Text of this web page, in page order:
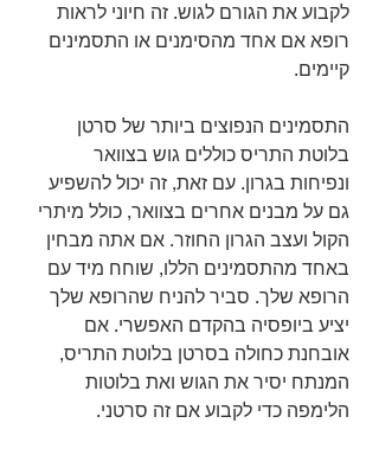
לקבוע את הגורם לגוש. זה חיוני לראות
רופא אם אחד מהסימנים או התסמינים
קיימים.
התסמינים הנפוצים ביותר של סרטן
בלוטת התריס כוללים גוש בצוואר
ונפיחות בגרון. עם זאת, זה יכול להשפיע
גם על מבנים אחרים בצוואר, כולל מיתרי
הקול ועצב הגרון החוזר. אם אתה מבחין
באחד מהתסמינים הללו, שוחח מיד עם
הרופא שלך. סביר להניח שהרופא שלך
יציע ביופסיה בהקדם האפשרי. אם
אובחנת כחולה בסרטן בלוטת התריס,
המנתח יסיר את הגוש ואת בלוטות
הלימפה כדי לקבוע אם זה סרטני.